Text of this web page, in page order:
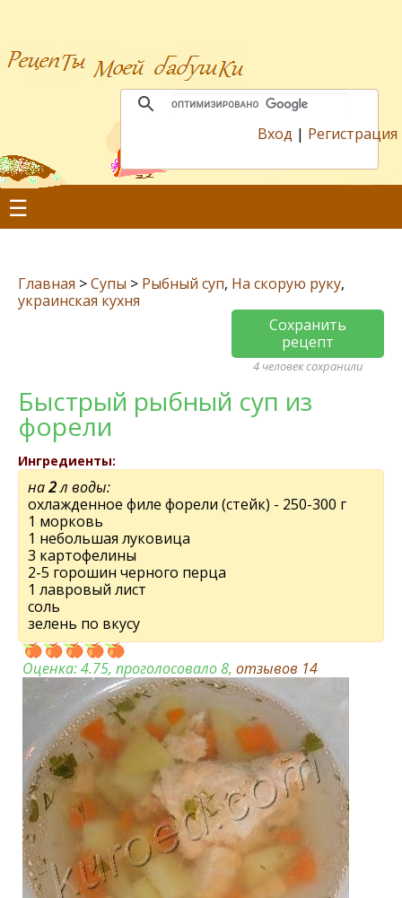
Вход | Регистрация
☰
Главная >Супы > Рыбный суп, На скорую руку,
украинская кухня
Сохранить
рецепт
4 человек сохранили
Быстрый рыбный суп из
форели
Ингредиенты:
на2л воды:
охлажденное филе форели (стейк) - 250-300 г
1 морковь
1 небольшая луковица
3 картофелины
2-5 горошин черного перца
1 лавровый лист
соль
зелень по вкусу
Оценка:4.75, проголосовало 8, отзывов 14